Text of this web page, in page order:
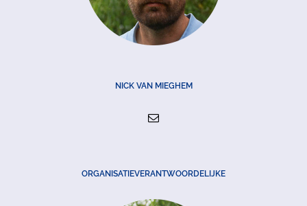
NICK VAN MIEGHEM
ORGANISATIEVERANTWOORDELIJKE